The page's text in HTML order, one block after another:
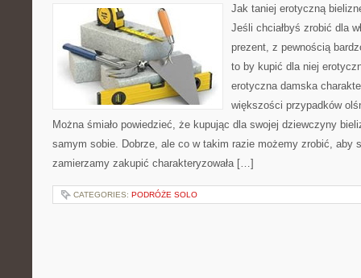
Jak taniej erotyczną
Jeśli chciałbyś zrobić dla
prezent, z pewnością
to by kupić dla niej
erotyczna damska
większości przypadków
Można śmiało powiedzieć, że kupując dla swojej dziewczyny
samym sobie. Dobrze, ale co w takim razie możemy zrobić, aby
zamierzamy zakupić charakteryzowała […]
CATEGORIES: PODRÓŻE SOLO